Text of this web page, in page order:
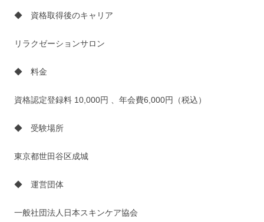
◆ 資格取得後のキャリア
リラクゼーションサロン
◆ 料金
資格認定登録料 10,000円 、年会費6,000円（税込）
◆ 受験場所
東京都世田谷区成城
◆ 運営団体
一般社団法人日本スキンケア協会